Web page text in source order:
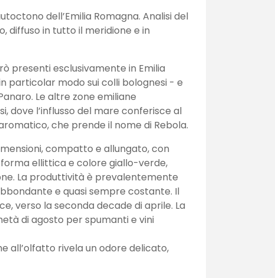
dell’Emilia Romagna. Analisi del
diffuso in tutto il meridione e in
presenti esclusivamente in Emilia
particolar modo sui colli bolognesi - e
Le altre zone emiliane
dove l’influsso del mare conferisce al
che prende il nome di Rebola.
compatto e allungato, con
ellittica e colore giallo-verde,
La produttività è prevalentemente
e quasi sempre costante. Il
verso la seconda decade di aprile. La
di agosto per spumanti e vini
all’olfatto rivela un odore delicato,